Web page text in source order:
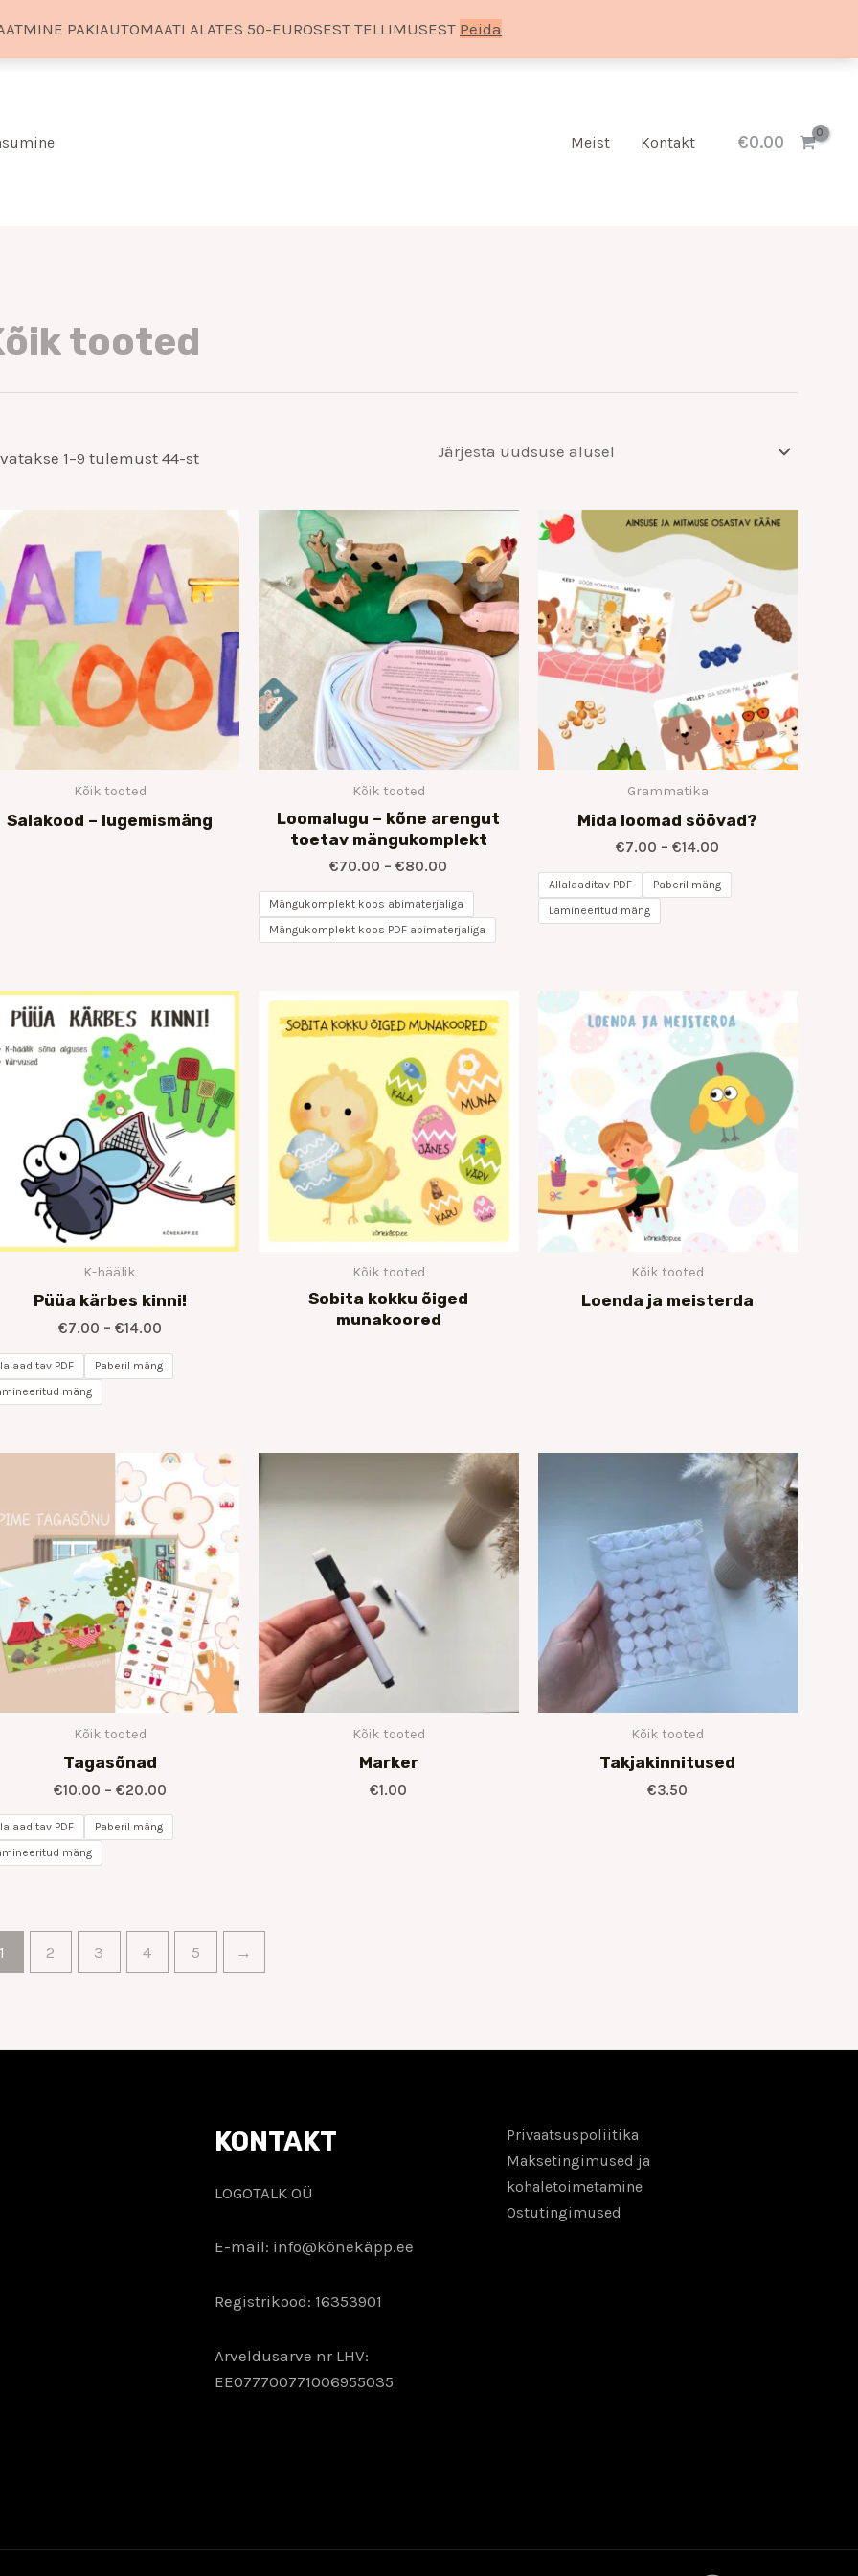
PAKIAUTOMAATI ALATES 50-EUROSEST TELLIMUSEST Peida
Meist Kontakt €0.00
tooted
1–9 tulemust 44-st
Kõik tooted
Salakood – lugemismäng
Kõik tooted
Loomalugu – kõne arengut
toetav mängukomplekt
€70.00 – €80.00
Hinnavahemik:
kuni
€80.00
Mängukomplekt koos abimaterjaliga
Mängukomplekt koos PDF abimaterjaliga
Grammatika
Mida loomad söövad?
€7.00 – €14.00
Hinnavahemik:
kuni
€14.00
Allalaaditav PDF
Paberil mäng
Lamineeritud mäng
K-häälik
Püüa kärbes kinni!
€7.00 – €14.00
Hinnavahemik:
€7.00
€14.00
PDF
Paberil mäng
mäng
Kõik tooted
Sobita kokku õiged
munakoored
Kõik tooted
Loenda ja meisterda
Kõik tooted
Tagasõnad
€10.00 – €20.00
Hinnavahemik:
€10.00
kuni
€20.00
PDF
Paberil mäng
mäng
Kõik tooted
Marker
€1.00
Kõik tooted
Takjakinnitused
€3.50
1 2 3 4 5 →
KONTAKT
LOGOTALK OÜ
E-mail: info@kõnekäpp.ee
Registrikood: 16353901
Arveldusarve nr LHV:
EE077700771006955035
Privaatsuspoliitika
Maksetingimused ja
kohaletoimetamine
Ostutingimused